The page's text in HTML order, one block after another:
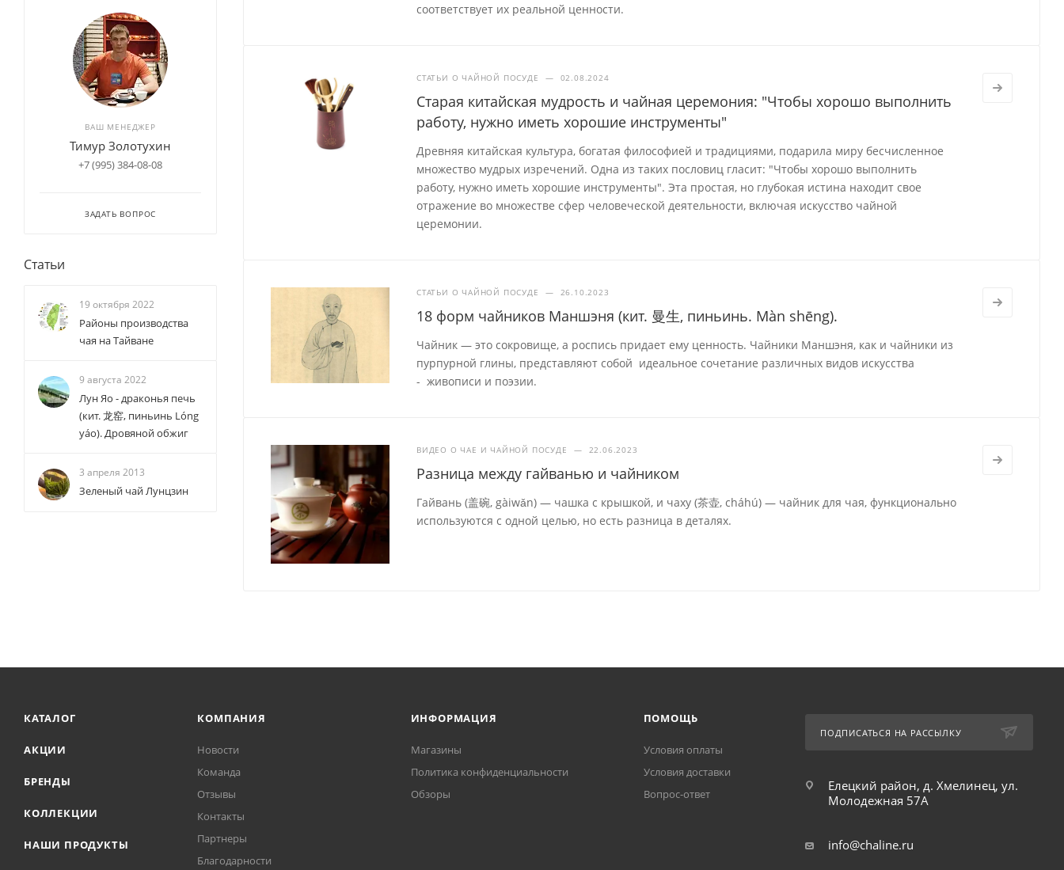
соответствует их реальной ценности.
СТАТЬИ О ЧАЙНОЙ ПОСУДЕ — 02.08.2024
Старая китайская мудрость и чайная церемония: "Чтобы хорошо выполнить
работу, нужно иметь хорошие инструменты"
Древняя китайская культура, богатая философией и традициями, подарила миру бесчисленное
множество мудрых изречений. Одна из таких пословиц гласит: "Чтобы хорошо выполнить
работу, нужно иметь хорошие инструменты". Эта простая, но глубокая истина находит свое
отражение во множестве сфер человеческой деятельности, включая искусство чайной
церемонии.
СТАТЬИ О ЧАЙНОЙ ПОСУДЕ — 26.10.2023
18 форм чайников Маншэня (кит. 曼生, пиньинь. Màn shēng).
Чайник — это сокровище, а роспись придает ему ценность. Чайники Маншэня, как и чайники из
пурпурной глины, представляют собой идеальное сочетание различных видов искусства
- живописи и поэзии.
ВИДЕО О ЧАЕ И ЧАЙНОЙ ПОСУДЕ — 22.06.2023
Разница между гайванью и чайником
Гайвань (盖碗, gàiwǎn) — чашка с крышкой, и чаху (茶壶, cháhú) — чайник для чая, функционально
используются с одной целью, но есть разница в деталях.
ВАШ МЕНЕДЖЕР
Тимур Золотухин
+7 (995) 384-08-08
ЗАДАТЬ ВОПРОС
Статьи
19 октября 2022
Районы производства
чая на Тайване
9 августа 2022
Лун Яо - драконья печь
(кит. 龙窑, пиньинь Lóng
yáo). Дровяной обжиг
3 апреля 2013
Зеленый чай Лунцзин
КАТАЛОГ
АКЦИИ
БРЕНДЫ
КОЛЛЕКЦИИ
НАШИ ПРОДУКТЫ
КОМПАНИЯ
Новости
Команда
Отзывы
Контакты
Партнеры
Благодарности
ИНФОРМАЦИЯ
Магазины
Политика конфиденциальности
Обзоры
ПОМОЩЬ
Условия оплаты
Условия доставки
Вопрос-ответ
ПОДПИСАТЬСЯ НА РАССЫЛКУ
Елецкий район, д. Хмелинец, ул.
Молодежная 57А
info@chaline.ru